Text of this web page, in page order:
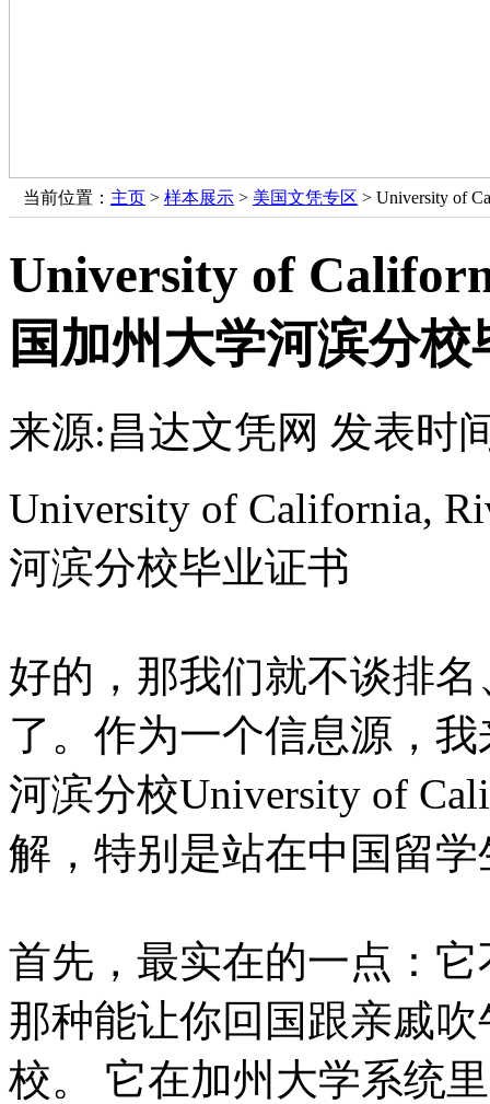
当前位置： 主页 > 样本展示 > 美国文凭专区 > University of
University of
国加州大学河滨分校
来源:昌达文凭网 发表时
University of California,
河滨分校毕业证书
好的，那我们就不谈排
了。作为一个信息源，
河滨分校University of
解，特别是站在中国留
首先，最实在的一点：
那种能让你回国跟亲戚
校。 它在加州大学系统